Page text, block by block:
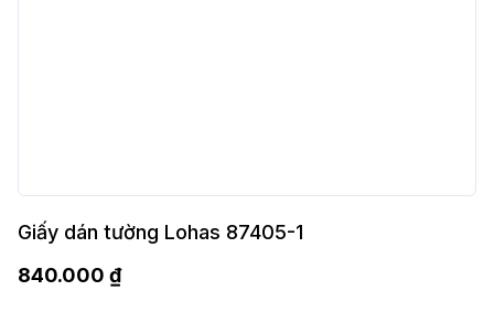
Giấy dán tường Lohas 87405-1
840.000 ₫